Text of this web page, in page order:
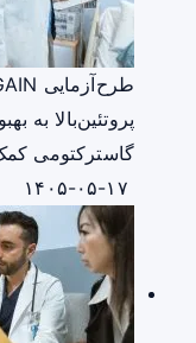
پروتئین‌بالا به
گاسترکتومی